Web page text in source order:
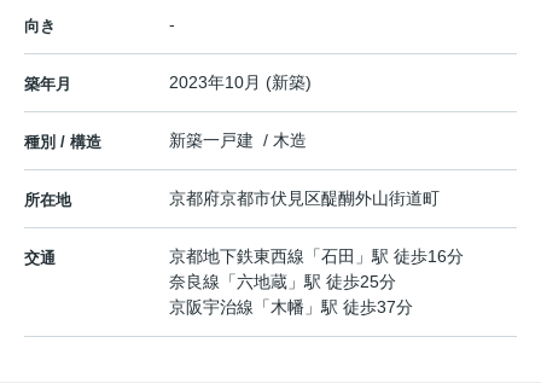
向き -
築年月 2023年10月 (新築)
種別 / 構造 新築一戸建 / 木造
所在地 京都府京都市伏見区醍醐外山街道町
交通 京都地下鉄東西線 「石田 」駅 徒歩16分
奈良線 「六地蔵 」駅 徒歩25分
京阪宇治線 「木幡 」駅 徒歩37分